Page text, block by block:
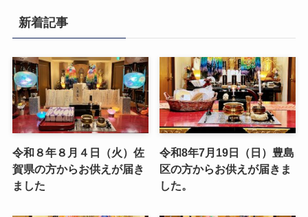
新着記事
令和８年８月４日（火）佐
賀県の方からお供えが届き
ました
令和8年7月19日（日）豊島
区の方からお供えが届きま
した。